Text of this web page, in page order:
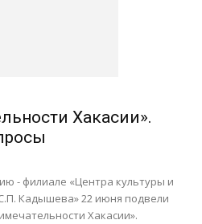
Хакасии».
- филиале «Центра культуры и
Кадышева» 22 июня подвели
Хакасии».